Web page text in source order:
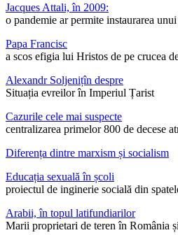
Jacques Attali, în 2009:
o pandemie ar permite instaurarea
Papa Francisc
a scos efigia lui Hristos de pe crucea
Alexandr Soljenițîn despre
Situația evreilor în Imperiul Țarist
Cazurile cele mai suspecte
centralizarea primelor 800 de decese
Diferența dintre marxism și socialism
Educația sexuală în școli
proiectul de inginerie socială din
Arabii, în topul latifundiarilor
Marii proprietari de teren în România